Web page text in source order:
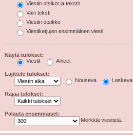
Viestin otsikot ja tekstit
Vain teksti
Viestin otsikko
Viestiketjujen ensimmäinen viesti
Näytä tulokset:
Viestit
Aiheet
Lajittele tulokset:
Nouseva
Laskeva
Rajaa tulokset:
Palauta ensimmäiset:
Merkkiä viestistä.